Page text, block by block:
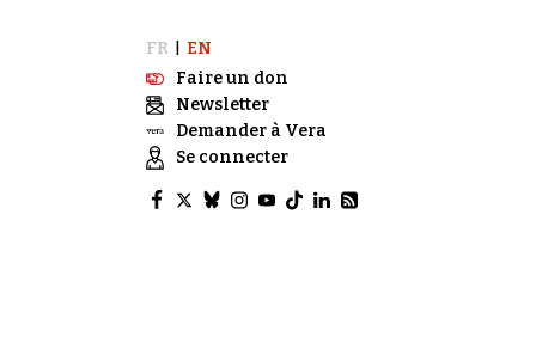
FR
EN
Faire un don
Newsletter
Demander à Vera
Se connecter